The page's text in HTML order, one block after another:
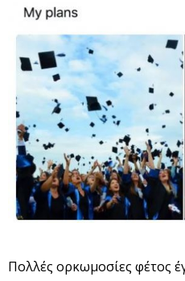
Πολλές ορκωμοσίες φέτος